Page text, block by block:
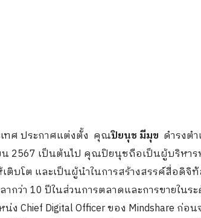
เทศ ประกาศแต่งตั้ง คุณปิยนุช มีมุข ดำรงต
น 2567 เป็นต้นไป คุณปิยนุชถือเป็นผู้บริหา
บโต และเป็นผู้นำในการสร้างสรรค์สื่อดิจิ
ว่า 10 ปีในส่วนการตลาดและการขายในร
Chief Digital Officer ของ Mindshare ก่อน